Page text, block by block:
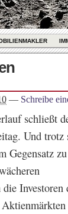
— Schreibe
schließt
Und trotz
Gegensatz
Investoren